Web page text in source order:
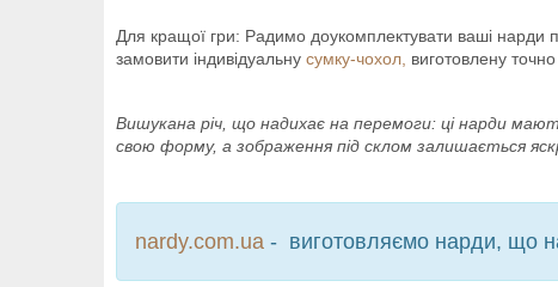
Для кращої гри: Радимо доукомплектувати ваші нарди
замовити індивідуальну сумку-чохол, виготовлену
Вишукана річ, що надихає на перемоги: ці нарди
свою форму, а зображення під склом залишається
nardy.com.ua - виготовляємо нарди, що